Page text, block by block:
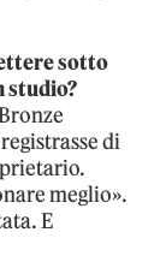
sotto
studio?
di
meglio».
E